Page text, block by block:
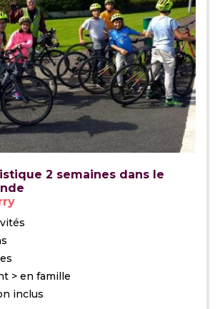
2 semaines dans le
> en famille
inclus